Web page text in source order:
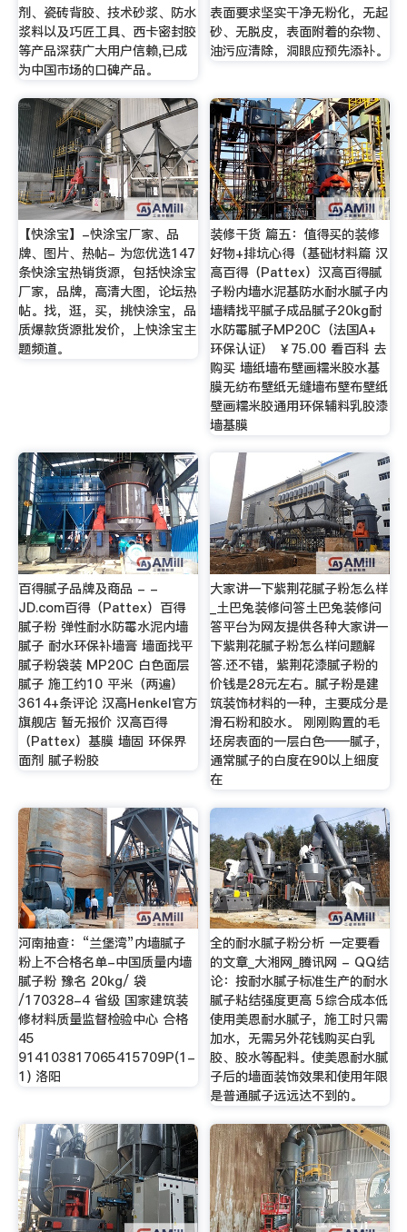
剂、瓷砖背胶、技术砂浆、防水
浆料以及巧匠工具、西卡密封胶
等产品深获广大用户信赖,已成
为中国市场的口碑产品。
表面要求坚实干净无粉化，无起
砂、无脱皮，表面附着的杂物、
油污应清除，洞眼应预先添补。
【快涂宝】-快涂宝厂家、品
牌、图片、热帖- 为您优选147
条快涂宝热销货源，包括快涂宝
厂家，品牌，高清大图，论坛热
帖。找，逛，买，挑快涂宝，品
质爆款货源批发价，上快涂宝主
题频道。
装修干货 篇五：值得买的装修
好物+排坑心得（基础材料篇 汉
高百得（Pattex）汉高百得腻
子粉内墙水泥基防水耐水腻子内
墙精找平腻子成品腻子20kg耐
水防霉腻子MP20C（法国A+
环保认证） ￥75.00 看百科 去
购买 墙纸墙布壁画糯米胶水基
膜无纺布壁纸无缝墙布壁布壁纸
壁画糯米胶通用环保辅料乳胶漆
墙基膜
百得腻子品牌及商品 - -
JD.com百得（Pattex）百得
腻子粉 弹性耐水防霉水泥内墙
腻子 耐水环保补墙膏 墙面找平
腻子粉袋装 MP20C 白色面层
腻子 施工约10 平米（两遍）
3614+条评论 汉高Henkel官方
旗舰店 暂无报价 汉高百得
（Pattex）基膜 墙固 环保界
面剂 腻子粉胶
大家讲一下紫荆花腻子粉怎么样
_土巴兔装修问答土巴兔装修问
答平台为网友提供各种大家讲一
下紫荆花腻子粉怎么样问题解
答.还不错，紫荆花漆腻子粉的
价钱是28元左右。腻子粉是建
筑装饰材料的一种，主要成分是
滑石粉和胶水。 刚刚购置的毛
坯房表面的一层白色——腻子，
通常腻子的白度在90以上细度
在
河南抽查：“兰堡湾”内墙腻子
粉上不合格名单-中国质量内墙
腻子粉 豫名 20kg/ 袋
/170328-4 省级 国家建筑装
修材料质量监督检验中心 合格
45
914103817065415709P(1-
1) 洛阳
全的耐水腻子粉分析 一定要看
的文章_大湘网_腾讯网 - QQ结
论：按耐水腻子标准生产的耐水
腻子粘结强度更高 5综合成本低
使用美恩耐水腻子，施工时只需
加水，无需另外花钱购买白乳
胶、胶水等配料。使美恩耐水腻
子后的墙面装饰效果和使用年限
是普通腻子远远达不到的。